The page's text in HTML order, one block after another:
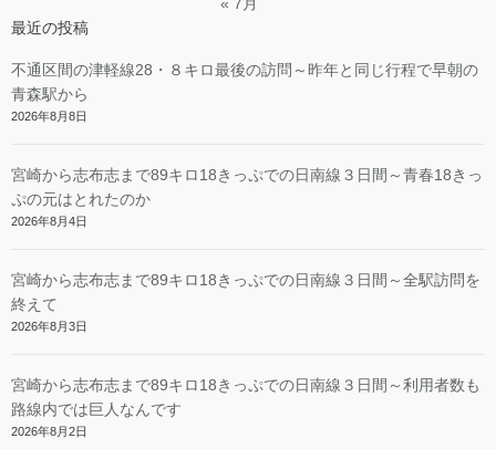
最近の投稿
不通区間の津軽線28・８キロ最後の訪問～昨年と同じ行程で早朝の
青森駅から
2026年8月8日
宮崎から志布志まで89キロ18きっぷでの日南線３日間～青春18きっ
ぷの元はとれたのか
2026年8月4日
宮崎から志布志まで89キロ18きっぷでの日南線３日間～全駅訪問を
終えて
2026年8月3日
宮崎から志布志まで89キロ18きっぷでの日南線３日間～利用者数も
路線内では巨人なんです
2026年8月2日